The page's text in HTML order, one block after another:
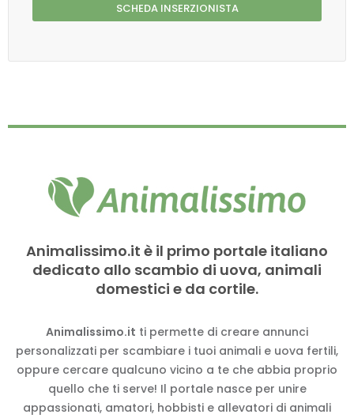
SCHEDA INSERZIONISTA
Animalissimo.it è il primo portale italiano
dedicato allo scambio di uova, animali
domestici e da cortile.
Animalissimo.it ti permette di creare annunci
personalizzati per scambiare i tuoi animali e uova fertili,
oppure cercare qualcuno vicino a te che abbia proprio
quello che ti serve! Il portale nasce per unire
appassionati, amatori, hobbisti e allevatori di animali